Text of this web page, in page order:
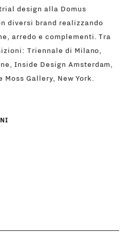
design alla Domus
diversi brand realizzando
arredo e complementi. Tra
Triennale di Milano,
Inside Design Amsterdam,
Moss Gallery, New York.